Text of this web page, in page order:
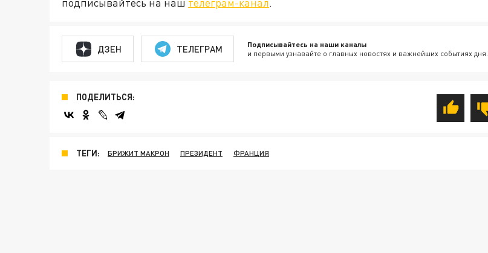
ДЗЕН ТЕЛЕГРАМ Подписывайтесь на наши каналы
и первыми узнавайте о главных новостях и важнейших событиях дня.
ПОДЕЛИТЬСЯ:
ТЕГИ: БРИЖИТ МАКРОН ПРЕЗИДЕНТ ФРАНЦИЯ